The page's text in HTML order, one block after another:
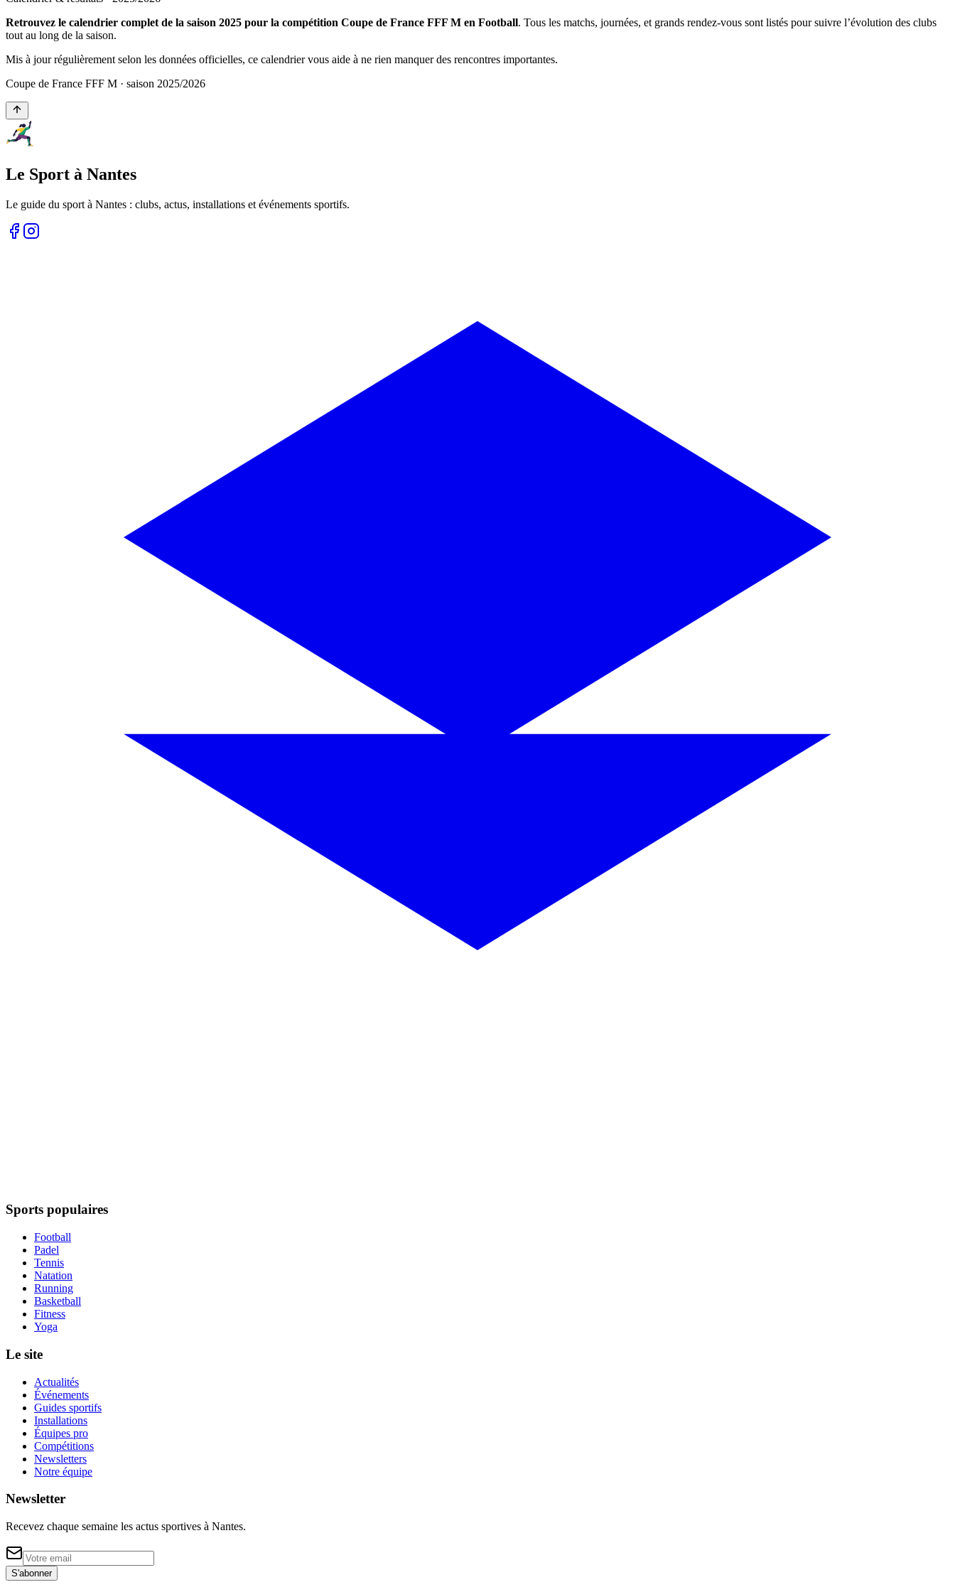
Retrouvez le calendrier complet de la saison 2025 pour la compétition Coupe de France FFF M en Football. Tous les matchs, journées, et grands rendez-vous sont listés pour suivre l’évolution des clubs
tout au long de la saison.
Mis à jour régulièrement selon les données officielles, ce calendrier vous aide à ne rien manquer des rencontres importantes.
Coupe de France FFF M · saison 2025/2026
Le Sport à Nantes
Le guide du sport à Nantes : clubs, actus, installations et événements sportifs.
Sports populaires
Football
Padel
Tennis
Natation
Running
Basketball
Fitness
Yoga
Le site
Actualités
Événements
Guides sportifs
Installations
Équipes pro
Compétitions
Newsletters
Notre équipe
Newsletter
Recevez chaque semaine les actus sportives à Nantes.
S'abonner